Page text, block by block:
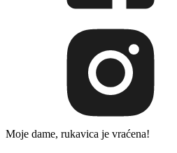
Moje dame, rukavica je vraćena!